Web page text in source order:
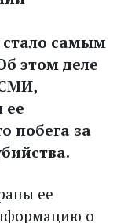
самым
этом деле
ее
побега за
ее
о